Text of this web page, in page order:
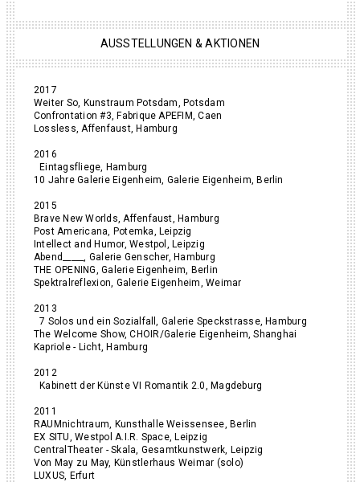
AUSSTELLUNGEN & AKTIONEN
2017
Weiter So, Kunstraum Potsdam, Potsdam
Confrontation #3, Fabrique APEFIM, Caen
Lossless, Affenfaust, Hamburg
2016
Eintagsfliege, Hamburg
10 Jahre Galerie Eigenheim, Galerie Eigenheim, Berlin
2015
Brave New Worlds, Affenfaust, Hamburg
Post Americana, Potemka, Leipzig
Intellect and Humor, Westpol, Leipzig
Abend_____, Galerie Genscher, Hamburg
THE OPENING, Galerie Eigenheim, Berlin
Spektralreflexion, Galerie Eigenheim, Weimar
2013
7 Solos und ein Sozialfall, Galerie Speckstrasse, Hamburg
The Welcome Show, CHOIR/Galerie Eigenheim, Shanghai
Kapriole - Licht, Hamburg
2012
Kabinett der Künste VI Romantik 2.0, Magdeburg
2011
RAUMnichtraum, Kunsthalle Weissensee, Berlin
EX SITU, Westpol A.I.R. Space, Leipzig
CentralTheater - Skala, Gesamtkunstwerk, Leipzig
Von May zu May, Künstlerhaus Weimar (solo)
LUXUS, Erfurt